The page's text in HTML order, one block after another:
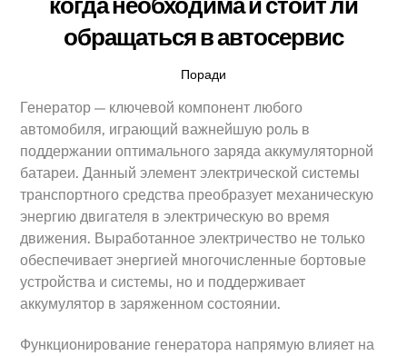
обращаться в автосервис
Поради
Генератор — ключевой компонент любого
автомобиля, играющий важнейшую роль в
поддержании оптимального заряда аккумуляторной
батареи. Данный элемент электрической системы
транспортного средства преобразует механическую
энергию двигателя в электрическую во время
движения. Выработанное электричество не только
обеспечивает энергией многочисленные бортовые
устройства и системы, но и поддерживает
аккумулятор в заряженном состоянии.
Функционирование генератора напрямую влияет на